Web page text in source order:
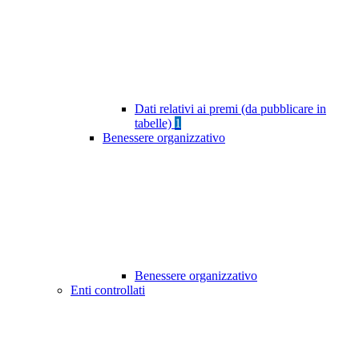
Dati relativi ai premi (da pubblicare in
tabelle) 1
Benessere organizzativo
Benessere organizzativo
Enti controllati